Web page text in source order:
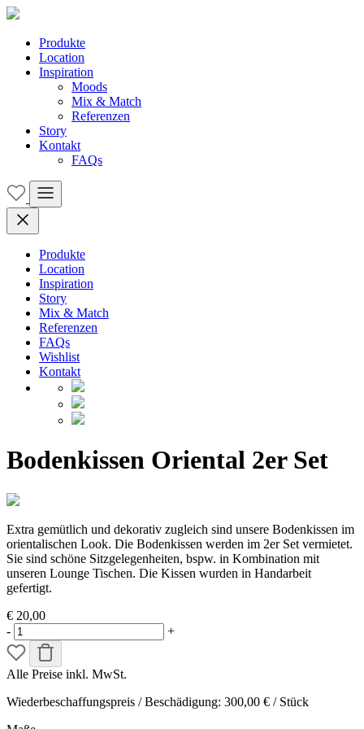
Produkte
Location
Inspiration
Moods
Mix & Match
Referenzen
Story
Kontakt
FAQs
Produkte
Location
Inspiration
Story
Mix & Match
Referenzen
FAQs
Wishlist
Kontakt
Bodenkissen Oriental 2er Set
Extra gemütlich und dekorativ zugleich sind unsere Bodenkissen im
orientalischen Look. Die Bodenkissen werden im 2er Set vermietet.
Sie sind schöne Sitzgelegenheiten, bspw. in Kombination mit
unseren Lounge Tischen. Die Kissen wurden in Handarbeit
gefertigt.
€ 20,00
-
+
Alle Preise inkl. MwSt.
Wiederbeschaffungspreis / Beschädigung: 300,00 € / Stück